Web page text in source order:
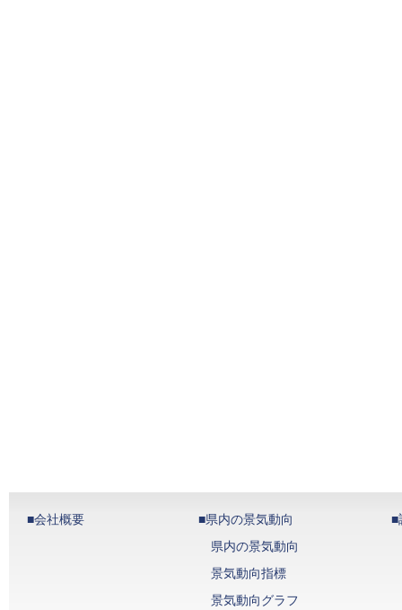
■会社概要
■県内の景気動向
県内の景気動向
景気動向指標
景気動向グラフ
■